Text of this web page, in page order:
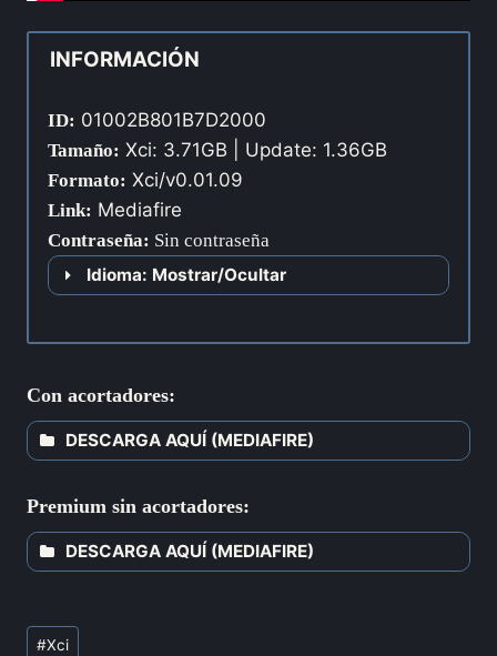
INFORMACIÓN
ID: 01002B801B7D2000
Tamaño: Xci: 3.71GB | Update: 1.36GB
Formato: Xci/v0.01.09
Link: Mediafire
Contraseña: Sin contraseña
Idioma: Mostrar/Ocultar
Con acortadores:
DESCARGA AQUÍ (MEDIAFIRE)
Premium sin acortadores:
DESCARGA AQUÍ (MEDIAFIRE)
#Xci